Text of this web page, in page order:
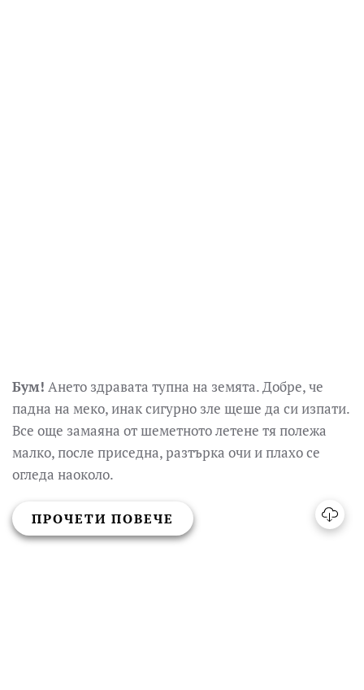
Бум! Ането здравата тупна на земята. Добре, че
падна на меко, инак сигурно зле щеше да си изпати.
Все още замаяна от шеметното летене тя полежа
малко, после приседна, разтърка очи и плахо се
огледа наоколо.
ПРОЧЕТИ ПОВЕЧЕ